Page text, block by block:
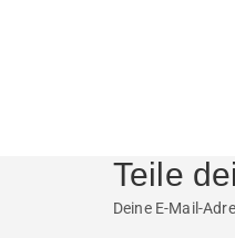
Teile
Deine E-Mail-